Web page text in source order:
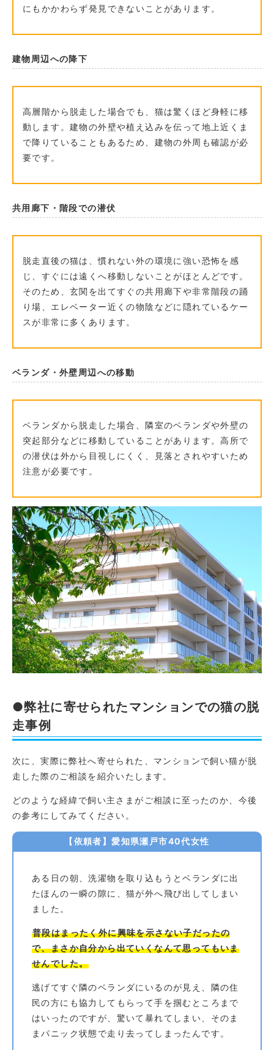
にもかかわらず発見できないことがあります。
建物周辺への降下
高層階から脱走した場合でも、猫は驚くほど身軽に移
動します。建物の外壁や植え込みを伝って地上近くま
で降りていることもあるため、建物の外周も確認が必
要です。
共用廊下・階段での潜伏
脱走直後の猫は、慣れない外の環境に強い恐怖を感
じ、すぐには遠くへ移動しないことがほとんどです。
そのため、玄関を出てすぐの共用廊下や非常階段の踊
り場、エレベーター近くの物陰などに隠れているケー
スが非常に多くあります。
ベランダ・外壁周辺への移動
ベランダから脱走した場合、隣室のベランダや外壁の
突起部分などに移動していることがあります。高所で
の潜伏は外から目視しにくく、見落とされやすいため
注意が必要です。
●弊社に寄せられたマンションでの猫の脱
走事例
次に、実際に弊社へ寄せられた、マンションで飼い猫が脱
走した際のご相談を紹介いたします。
どのような経緯で飼い主さまがご相談に至ったのか、今後
の参考にしてみてください。
【依頼者】愛知県瀬戸市40代女性
ある日の朝、洗濯物を取り込もうとベランダに出
たほんの一瞬の隙に、猫が外へ飛び出してしまい
ました。
普段はまったく外に興味を示さない子だったの
で、まさか自分から出ていくなんて思ってもいま
せんでした。
逃げてすぐ隣のベランダにいるのが見え、隣の住
民の方にも協力してもらって手を掴むところまで
はいったのですが、驚いて暴れてしまい、そのま
まパニック状態で走り去ってしまったんです。